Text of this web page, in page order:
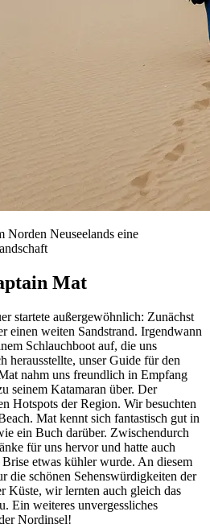
Neuseelands eine
Mat
startete außergewöhnlich: Zunächst
einen weiten Sandstrand. Irgendwann
Schlauchboot auf, die uns
herausstellte, unser Guide für den
nahm uns freundlich in Empfang
seinem Katamaran über. Der
Hotspots der Region. Wir besuchten
Mat kennt sich fantastisch gut in
ein Buch darüber. Zwischendurch
für uns hervor und hatte auch
etwas kühler wurde. An diesem
die schönen Sehenswürdigkeiten der
Küste, wir lernten auch gleich das
Ein weiteres unvergessliches
Nordinsel!